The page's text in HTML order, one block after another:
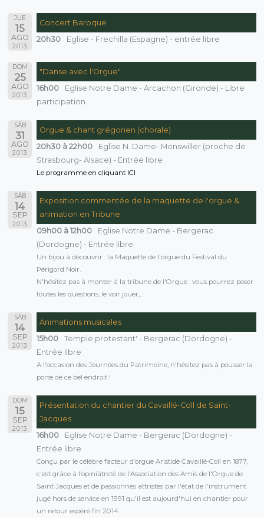
JUE
15
AGO
2013
Concert Baroque
20h30
Eglise - Frechilla (Espagne) - entrée libre
DOM
25
AGO
2013
"Danse avec l'Orgue"
16h00
Eglise Notre Dame - Arcachon (Gironde) - Libre
participation
SÁB
31
AGO
2013
Orgue & chant grégorien (chorale)
20h30 à 22h00
Eglise N. Dame- Monswiller (proche de
Strasbourg- Alsace) - Entrée libre
Le programme en cliquant ICI
SÁB
14
SEP
2013
Exposition commentée de la maquette de l'orgue &
animation en Tribune
09h00 à 12h00
Eglise Notre Dame - Bergerac
(Dordogne) - Entrée libre
Un bijou à découvrir : la Maquette de l'orgue du Festival du
Périgord Noir.
N'hésitez pas à monter à la tribune de l'Orgue : vous pourrez poser
toutes les questions, le voir jouer,...
SÁB
14
SEP
2013
Animations musicales
15h00
Temple protestant' - Bergerac (Dordogne) -
Entrée libre
A l'occasion des Journées du Patrimoine, n'hésitez pas à pousser la
porte de ce bel endroit !
DOM
15
SEP
2013
Présentation du chantier du Cavaillé-Coll de Saint-
Jacques
16h00
Eglise Notre Dame - Bergerac (Dordogne) -
Entrée libre
Conçu par le célèbre facteur d’orgue Aristide Cavaillé-Coll en 1877,
c'est grâce à l’opiniâtreté de l'Association des Amis de l'Orgue de
Saint Jacques et de passionnés attristés par l'état de l'instrument
jugé hors de service en 1991 qu'il est aujourd'hui en chantier pour
un retour espéré fin 2014.